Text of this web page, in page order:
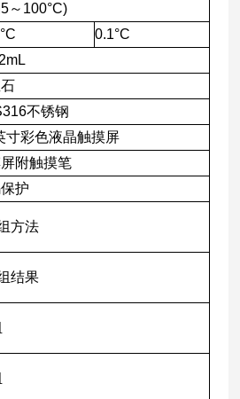
～100°C)
0.1°C
不锈钢
寸彩色液晶触摸屏
附触摸笔
护
方法
结果